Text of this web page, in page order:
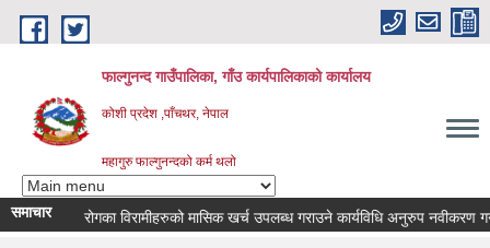
Skip to main content
फाल्गुनन्द गाउँपालिका, गाँउ कार्यपालिकाको कार्यालय
कोशी प्रदेश ,पाँचथर, नेपाल
महागुरु फाल्गुनन्दको कर्म थलो
समाचार
विभिन्न रोगका विरामीहरुको मासिक खर्च उपलब्ध गराउने कार्यविधि अनुरुप नवीकरण गर्ने